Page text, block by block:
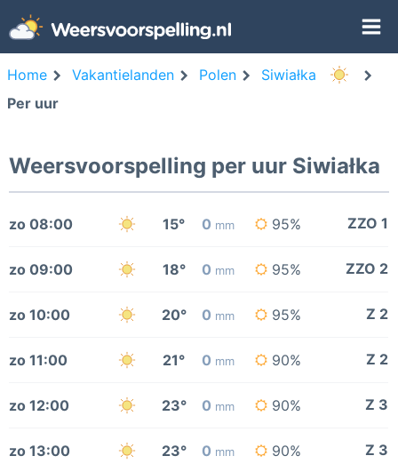
Home Vakantielanden Polen
Siwiałka
Per uur
Weersvoorspelling per uur Siwiałka
zo 08:00 15° 0 mm 95% ZZO 1
zo 09:00 18° 0 mm 95% ZZO 2
zo 10:00 20° 0 mm 95% Z 2
zo 11:00 21° 0 mm 90% Z 2
zo 12:00 23° 0 mm 90% Z 3
zo 13:00 23° 0 mm 90% Z 3